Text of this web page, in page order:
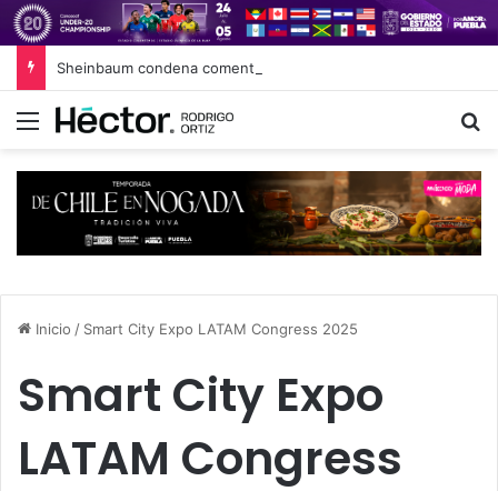
Menú
Inicio / Smart City Expo LATAM Congress 2025
Smart City Expo
LATAM Congress